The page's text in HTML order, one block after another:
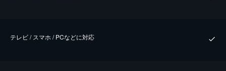
テレビ / スマホ / PCなどに対応